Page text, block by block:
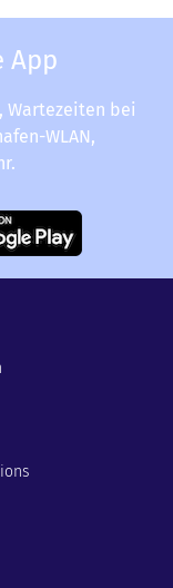
App
Wartezeiten bei
WLAN,